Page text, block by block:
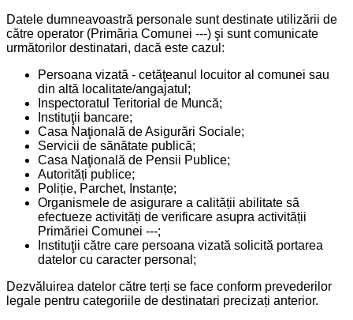
Datele dumneavoastră personale sunt destinate utilizării de
către operator (Primăria Comunei ---) şi sunt comunicate
următorilor destinatari, dacă este cazul:
Persoana vizată - cetăţeanul locuitor al comunei sau
din altă localitate/angajatul;
Inspectoratul Teritorial de Muncă;
Instituţii bancare;
Casa Naţională de Asigurări Sociale;
Servicii de sănătate publică;
Casa Naţională de Pensii Publice;
Autorități publice;
Poliție, Parchet, Instanțe;
Organismele de asigurare a calității abilitate să
efectueze activități de verificare asupra activității
Primăriei Comunei ---;
Instituţii către care persoana vizată solicită portarea
datelor cu caracter personal;
Dezvăluirea datelor către terți se face conform prevederilor
legale pentru categoriile de destinatari precizați anterior.